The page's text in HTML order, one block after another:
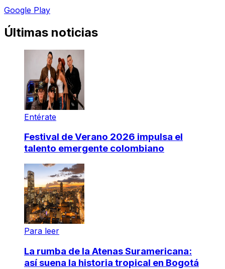
Google Play
Últimas noticias
Entérate
Festival de Verano 2026 impulsa el
talento emergente colombiano
Para leer
La rumba de la Atenas Suramericana:
así suena la historia tropical en Bogotá